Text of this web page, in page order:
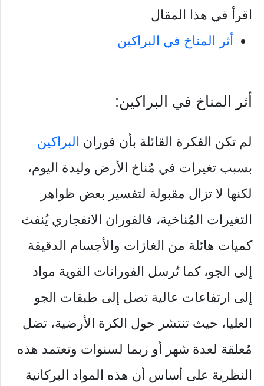
اقرأ في هذا المقال
أثر المناخ في البراكين
أثر المناخ في البراكين:
لم تكن الفكرة القائلة بأن فوران البراكين
بسبب تغيرات في مُناخ الأرض وليدة اليوم،
لكنها لا تزال مقبولة لتفسير بعض ظواهر
التغيرات المُناخية، فالفوران الانفجاري يُنفث
كميات هائلة من الغازات والأجسام الدقيقة
إلى الجو، كما تُرسل الفورانات القوية مواد
إلى ارتفاعات عالية تصل إلى طبقات الجو
العليا، حيث تنتشر حول الكرة الأرضية، تضل
مُعلقة لعدة شهر أو ربما لسنوات وتعتمد هذه
النظرية على أساس أن هذه المواد البركانية